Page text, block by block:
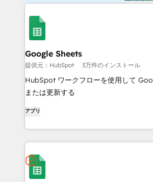
Google Sheets
提供元：HubSpot 3万件のインストール
HubSpot ワークフローを使用して
または更新する
アプリ